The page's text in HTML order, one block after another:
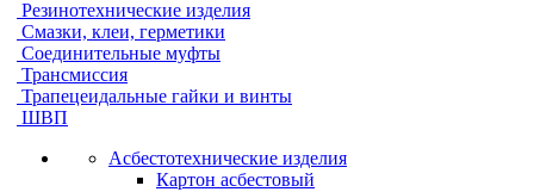
Резинотехнические изделия
Смазки, клеи, герметики
Соединительные муфты
Трансмиссия
Трапецеидальные гайки и винты
ШВП
Асбестотехнические изделия
Картон асбестовый